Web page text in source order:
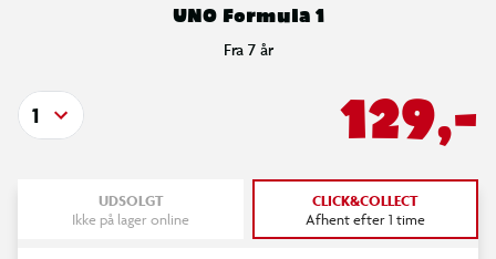
UNO Formula 1
Fra 7 år
129,-
1
UDSOLGT
Ikke på lager online
CLICK&COLLECT
Afhent efter 1 time